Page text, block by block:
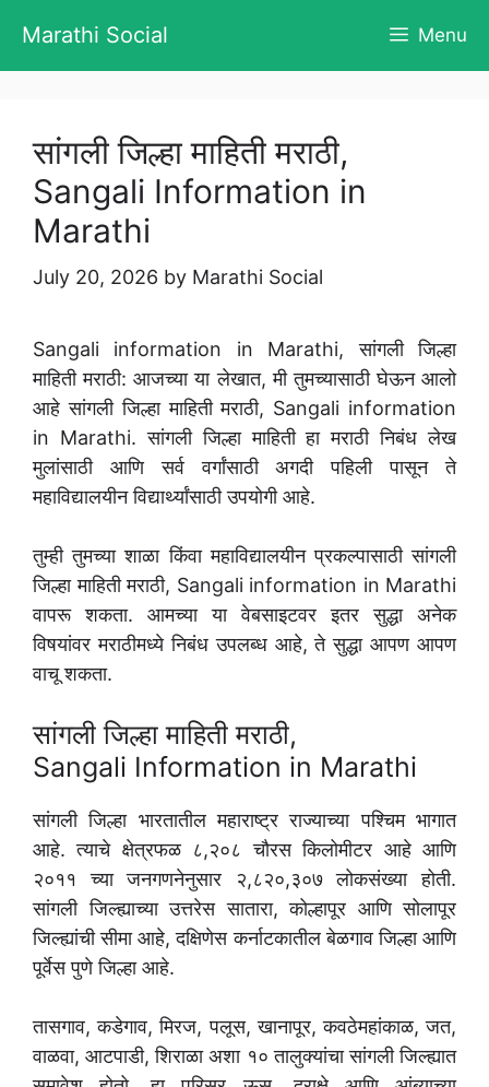
content
Marathi Social Menu
सांगली जिल्हा माहिती मराठी,
Sangali Information in
Marathi
July 20, 2026 by Marathi Social
Sangali information in Marathi, सांगली जिल्हा
माहिती मराठी: आजच्या या लेखात, मी तुमच्यासाठी घेऊन आलो
आहे सांगली जिल्हा माहिती मराठी, Sangali information
in Marathi. सांगली जिल्हा माहिती हा मराठी निबंध लेख
मुलांसाठी आणि सर्व वर्गांसाठी अगदी पहिली पासून ते
महाविद्यालयीन विद्यार्थ्यांसाठी उपयोगी आहे.
तुम्ही तुमच्या शाळा किंवा महाविद्यालयीन प्रकल्पासाठी सांगली
जिल्हा माहिती मराठी, Sangali information in Marathi
वापरू शकता. आमच्या या वेबसाइटवर इतर सुद्धा अनेक
विषयांवर मराठीमध्ये निबंध उपलब्ध आहे, ते सुद्धा आपण आपण
वाचू शकता.
सांगली जिल्हा माहिती मराठी,
Sangali Information in Marathi
सांगली जिल्हा भारतातील महाराष्ट्र राज्याच्या पश्चिम भागात
आहे. त्याचे क्षेत्रफळ ८,२०८ चौरस किलोमीटर आहे आणि
२०११ च्या जनगणनेनुसार २,८२०,३०७ लोकसंख्या होती.
सांगली जिल्ह्याच्या उत्तरेस सातारा, कोल्हापूर आणि सोलापूर
जिल्ह्यांची सीमा आहे, दक्षिणेस कर्नाटकातील बेळगाव जिल्हा आणि
पूर्वेस पुणे जिल्हा आहे.
तासगाव, कडेगाव, मिरज, पलूस, खानापूर, कवठेमहांकाळ, जत,
वाळवा, आटपाडी, शिराळा अशा १० तालुक्यांचा सांगली जिल्ह्यात